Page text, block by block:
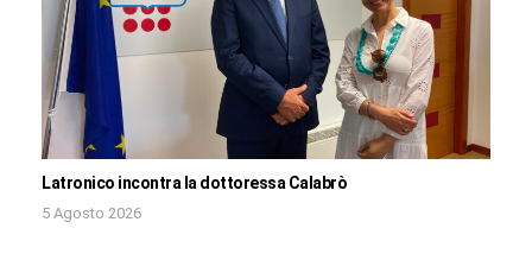
Latronico incontra la dottoressa Calabrò
5 Agosto 2026